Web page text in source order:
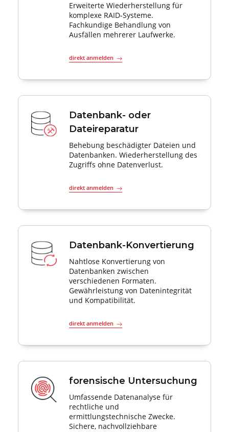
Erweiterte Wiederherstellung für
komplexe RAID-Systeme.
Fachkundige Behandlung von
Ausfällen mehrerer Laufwerke.
direkt anmelden
Datenbank- oder
Dateireparatur
Behebung beschädigter Dateien und
Datenbanken. Wiederherstellung des
Zugriffs ohne Datenverlust.
direkt anmelden
Datenbank-Konvertierung
Nahtlose Konvertierung von
Datenbanken zwischen
verschiedenen Formaten.
Gewährleistung von Datenintegrität
und Kompatibilität.
direkt anmelden
forensische Untersuchung
Umfassende Datenanalyse für
rechtliche und
ermittlungstechnische Zwecke.
Sichere, nachvollziehbare